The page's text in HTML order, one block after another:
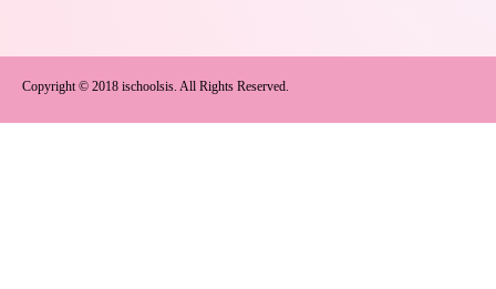
Copyright © 2018 ischoolsis. All Rights Reserved.